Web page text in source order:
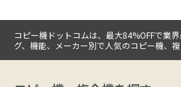
コピー機ドットコムは、最大84%OFFで業
グ、機能、メーカー別で人気のコピー機、